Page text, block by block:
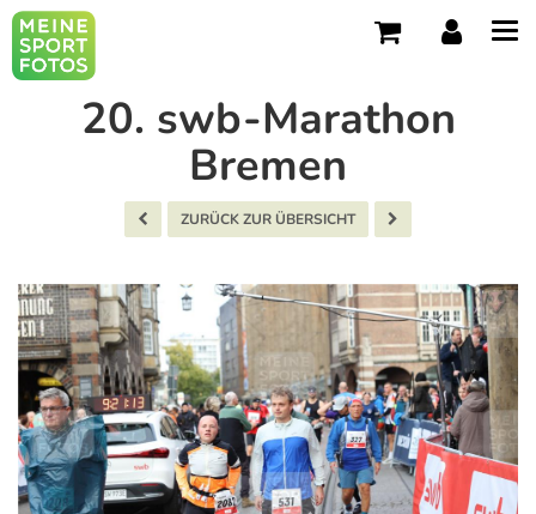
20. swb-Marathon
Bremen
ZURÜCK ZUR ÜBERSICHT